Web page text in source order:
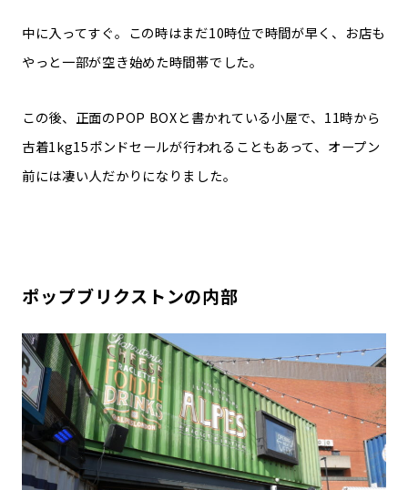
中に入ってすぐ。この時はまだ10時位で時間が早く、お店も
やっと一部が空き始めた時間帯でした。
この後、正面のPOP BOXと書かれている小屋で、11時から
古着1kg15ポンドセールが行われることもあって、オープン
前には凄い人だかりになりました。
ポップブリクストンの内部